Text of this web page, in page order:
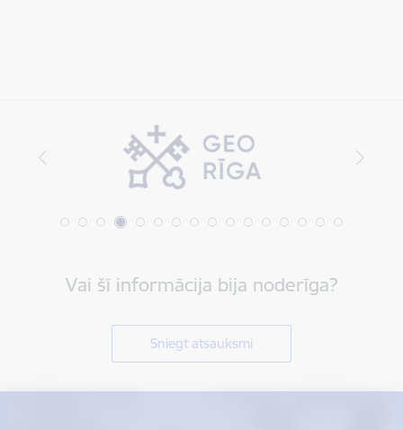
Vai šī informācija bija noderīga?
Sniegt atsauksmi